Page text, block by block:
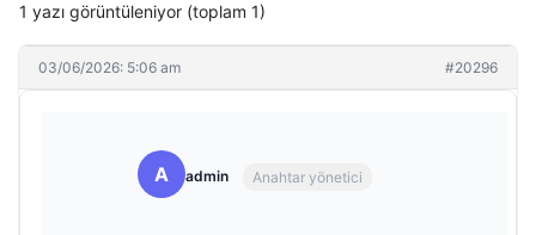
1 yazı görüntüleniyor (toplam 1)
03/06/2026: 5:06 am #20296
A admin Anahtar yönetici